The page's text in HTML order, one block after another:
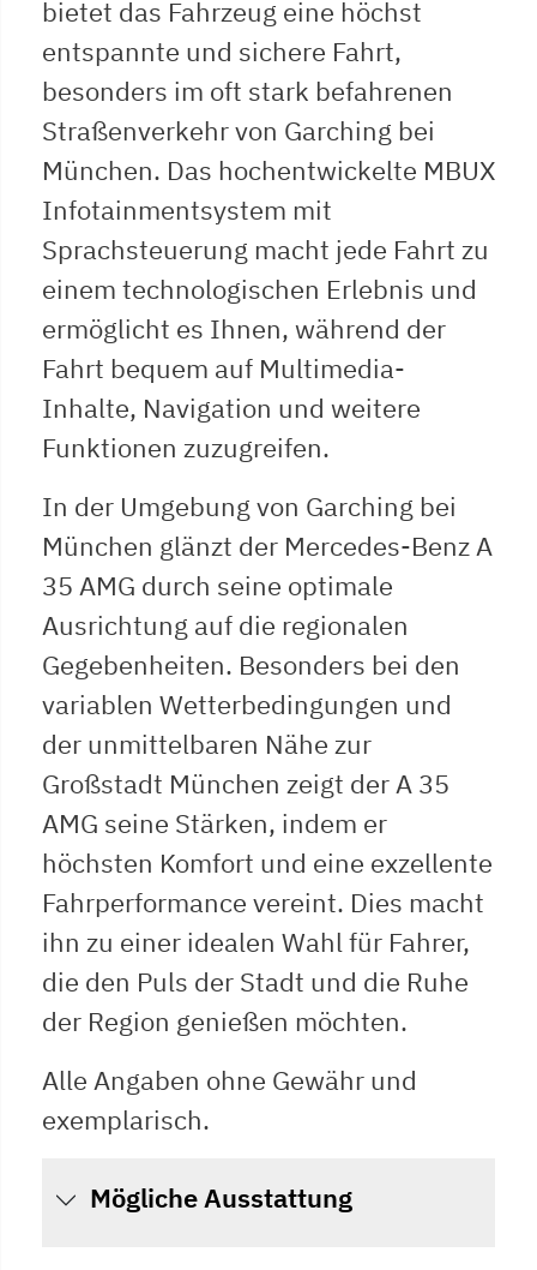
bietet das Fahrzeug eine höchst
entspannte und sichere Fahrt,
besonders im oft stark befahrenen
Straßenverkehr von Garching bei
München. Das hochentwickelte MBUX
Infotainmentsystem mit
Sprachsteuerung macht jede Fahrt zu
einem technologischen Erlebnis und
ermöglicht es Ihnen, während der
Fahrt bequem auf Multimedia-
Inhalte, Navigation und weitere
Funktionen zuzugreifen.
In der Umgebung von Garching bei
München glänzt der Mercedes-Benz A
35 AMG durch seine optimale
Ausrichtung auf die regionalen
Gegebenheiten. Besonders bei den
variablen Wetterbedingungen und
der unmittelbaren Nähe zur
Großstadt München zeigt der A 35
AMG seine Stärken, indem er
höchsten Komfort und eine exzellente
Fahrperformance vereint. Dies macht
ihn zu einer idealen Wahl für Fahrer,
die den Puls der Stadt und die Ruhe
der Region genießen möchten.
Alle Angaben ohne Gewähr und
exemplarisch.
Mögliche Ausstattung